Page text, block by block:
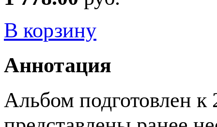
В корзину
Аннотация
Альбом подготовлен